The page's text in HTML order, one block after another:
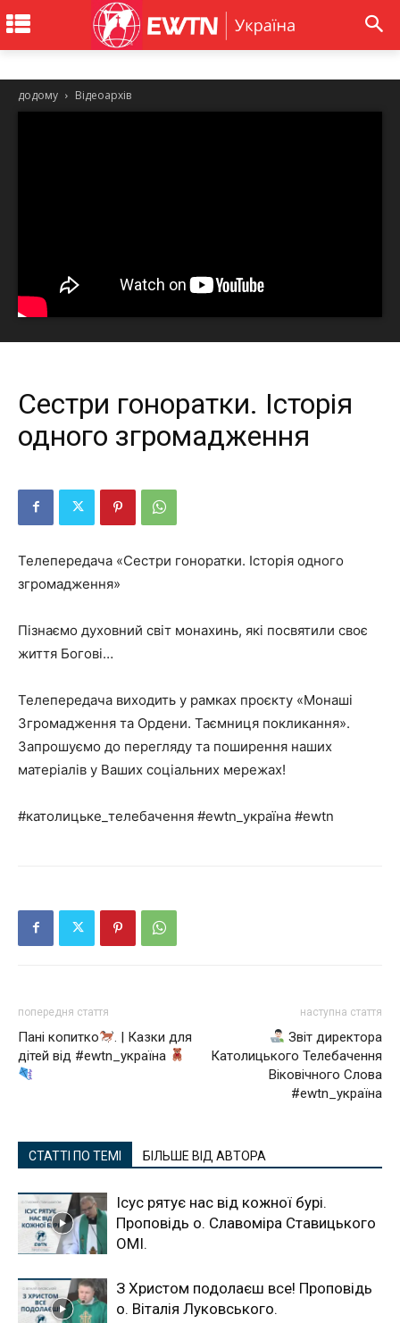
додому Відеоархів
Сестри гоноратки. Історія
одного згромадження
Телепередача «Сестри гоноратки. Історія одного
згромадження»
Пізнаємо духовний світ монахинь, які посвятили своє
життя Богові…
Телепередача виходить у рамках проєкту «Монаші
Згромадження та Ордени. Таємниця покликання».
Запрошуємо до перегляду та поширення наших
матеріалів у Ваших соціальних мережах!
#католицьке_телебачення #ewtn_україна #ewtn
попередня стаття
Пані копитко
. | Казки для
дітей від #ewtn_україна
наступна стаття
Звіт директора
Католицького Телебачення
Віковічного Слова
#ewtn_україна
СТАТТІ ПО ТЕМІ БІЛЬШЕ ВІД АВТОРА
Ісус рятує нас від кожної бурі.
Проповідь о. Славоміра Ставицького
ОМІ.
З Христом подолаєш все! Проповідь
о. Віталія Луковського.